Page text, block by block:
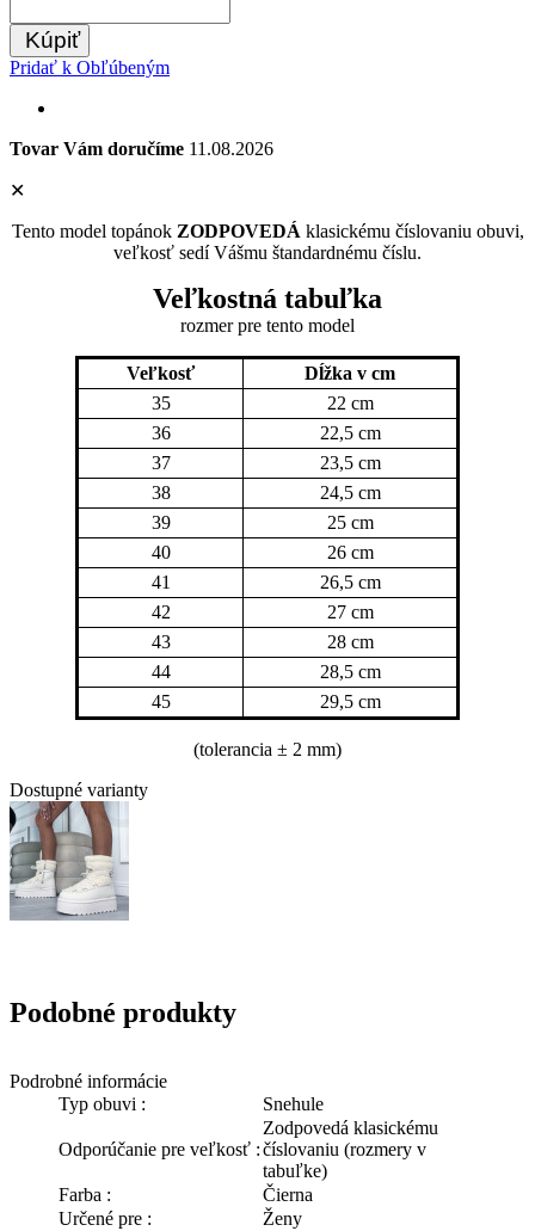
Kúpiť
Pridať k Obľúbeným
Tovar Vám doručíme 11.08.2026
✕
Tento model topánok ZODPOVEDÁ klasickému číslovaniu obuvi,
veľkosť sedí Vášmu štandardnému číslu.
Veľkostná tabuľka
rozmer pre tento model
Veľkosť
Dĺžka v cm
35
22 cm
36
22,5 cm
37
23,5 cm
38
24,5 cm
39
25 cm
40
26 cm
41
26,5 cm
42
27 cm
43
28 cm
44
28,5 cm
45
29,5 cm
(tolerancia ± 2 mm)
Dostupné varianty
Podrobné informácie
Typ obuvi :
Snehule
Odporúčanie pre veľkosť :
Zodpovedá klasickému
číslovaniu (rozmery v
tabuľke)
Farba :
Čierna
Určené pre :
Ženy
Podobné produkty